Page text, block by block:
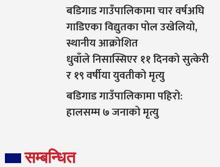
बडिगाड गाउँपालिकामा चार वर्षअघि
गाडिएका विद्युतका पोल उखेलियो,
स्थानीय आक्रोशित
धुवाँले निसास्सिएर ११ दिनको सुत्केरी
र १९ वर्षीया युवतीको मृत्यु
बडिगाड गाउँपालिकामा पहिरो:
हालसम्म ७ जनाको मृत्यु
सम्बन्धित